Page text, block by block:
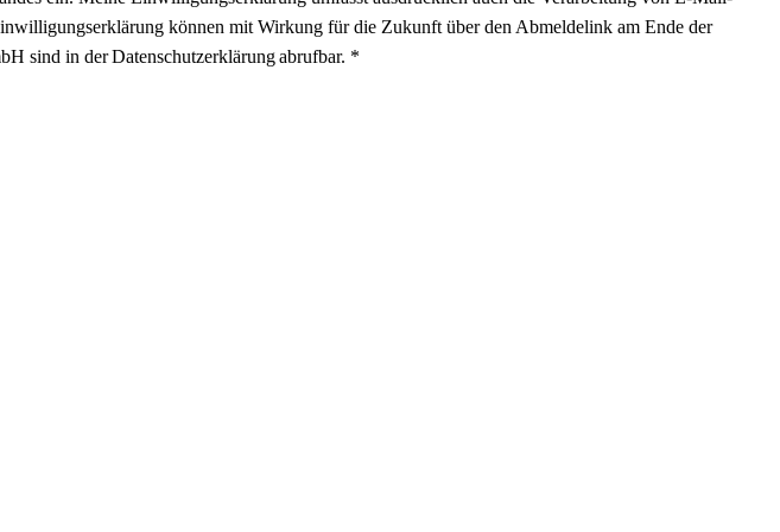
können mit Wirkung für die Zukunft über den Abmeldelink am Ende der
sind in der Datenschutzerklärung abrufbar. *